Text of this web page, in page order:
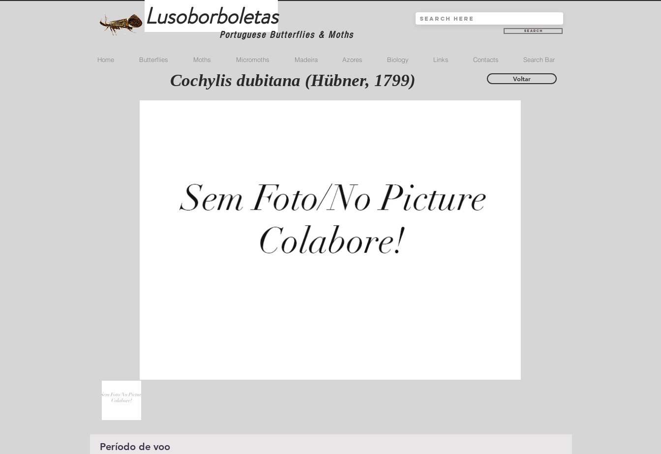
Lusoborboletas
Portuguese Butterflies & Moths Search
Home Butterflies Moths Micromoths Madeira Azores Biology Links Contacts Search Bar
Cochylis dubitana (Hübner, 1799) Voltar
Período de voo